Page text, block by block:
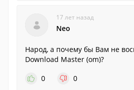
17 лет назад
Neo
Народ, а почему бы Вам не
Download Master (om)?
0
0